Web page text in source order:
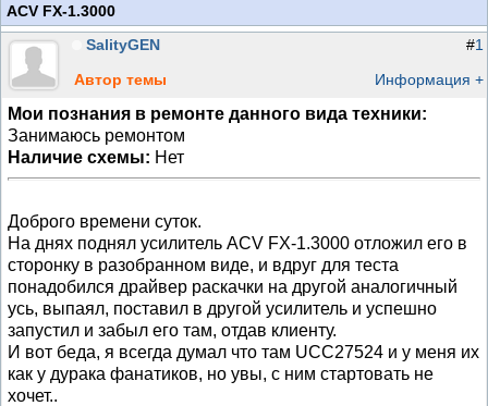
ACV FX-1.3000
SalityGEN
Автор темы
#1
Информация +
Мои познания в ремонте данного вида техники:
Занимаюсь ремонтом
Наличие схемы: Нет
Доброго времени суток.
На днях поднял усилитель ACV FX-1.3000 отложил его в
сторонку в разобранном виде, и вдруг для теста
понадобился драйвер раскачки на другой аналогичный
усь, выпаял, поставил в другой усилитель и успешно
запустил и забыл его там, отдав клиенту.
И вот беда, я всегда думал что там UCC27524 и у меня их
как у дурака фанатиков, но увы, с ним стартовать не
хочет..